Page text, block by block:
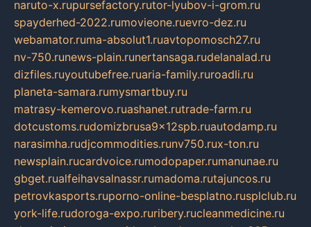
naruto-x.rupursefactory.rutor-lyubov-i-grom.ru
spayderhed-2022.rumovieone.ruevro-dez.ru
webamator.ruma-absolut1.ruavtopomosch27.ru
nv-750.runews-plain.runertansaga.rudelanalad.ru
dizfiles.ruyoutubefree.ruaria-family.ruroadli.ru
planeta-samara.rumysmartbuy.ru
matrasy-kemerovo.ruashanet.rutrade-farm.ru
dotcustoms.rudomizbrusa9x12spb.ruautodamp.ru
narasimha.rudjcommodities.runv750.rux-ton.ru
newsplain.rucardvoice.rumodopaper.rumanunae.ru
gbget.rualfeihavsalnassr.rumadoma.rutajuncos.ru
petrovkasports.ruporno-online-besplatno.rusplclub.ru
york-life.rudoroga-expo.ruribery.rucleanmedicine.ru